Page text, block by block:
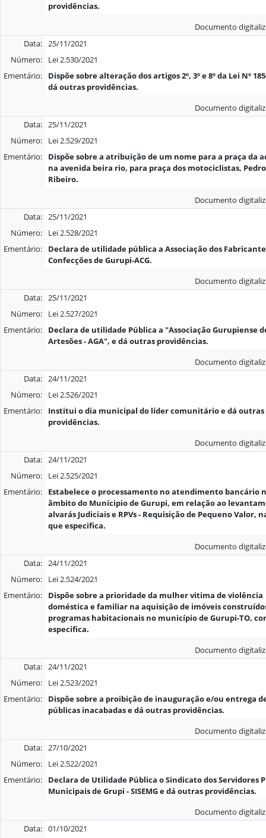
providências.
Documento
Data: 25/11/2021
Número:
Lei 2.530/2021
Ementário:
Dispõe sobre alteração dos artigos 2º, 3º e 8º da Lei Nº
dá outras providências.
Documento
Data: 25/11/2021
Número:
Lei 2.529/2021
Ementário:
Dispõe sobre a atribuição de um nome para a praça da
na avenida beira rio, para praça dos motociclistas,
Ribeiro.
Documento
Data: 25/11/2021
Número:
Lei 2.528/2021
Ementário:
Declara de utilidade pública a Associação dos
Confecções de Gurupi-ACG.
Documento
Data: 25/11/2021
Número:
Lei 2.527/2021
Ementário:
Declara de utilidade Pública a "Associação Gurupiense
Artesões - AGA", e dá outras providências.
Documento
Data: 24/11/2021
Número:
Lei 2.526/2021
Ementário:
Institui o dia municipal do líder comunitário e dá outras
providências.
Documento
Data: 24/11/2021
Número:
Lei 2.525/2021
Ementário:
Estabelece o processamento no atendimento bancário
âmbito do Munícipio de Gurupi, em relação ao
alvarás Judiciais e RPVs - Requisição de Pequeno Valor,
que especifica.
Documento
Data: 24/11/2021
Número:
Lei 2.524/2021
Ementário:
Dispõe sobre a prioridade da mulher vitima de violência
doméstica e familiar na aquisição de imóveis
programas habitacionais no município de Gurupi-TO,
especifica.
Documento
Data: 24/11/2021
Número:
Lei 2.523/2021
Ementário:
Dispõe sobre a proibição de inauguração e/ou entrega
públicas inacabadas e dá outras providências.
Documento
Data: 27/10/2021
Número:
Lei 2.522/2021
Ementário:
Declara de Utilidade Pública o Sindicato dos Servidores
Municipais de Grupi - SISEMG e dá outras providências.
Documento
Data: 01/10/2021